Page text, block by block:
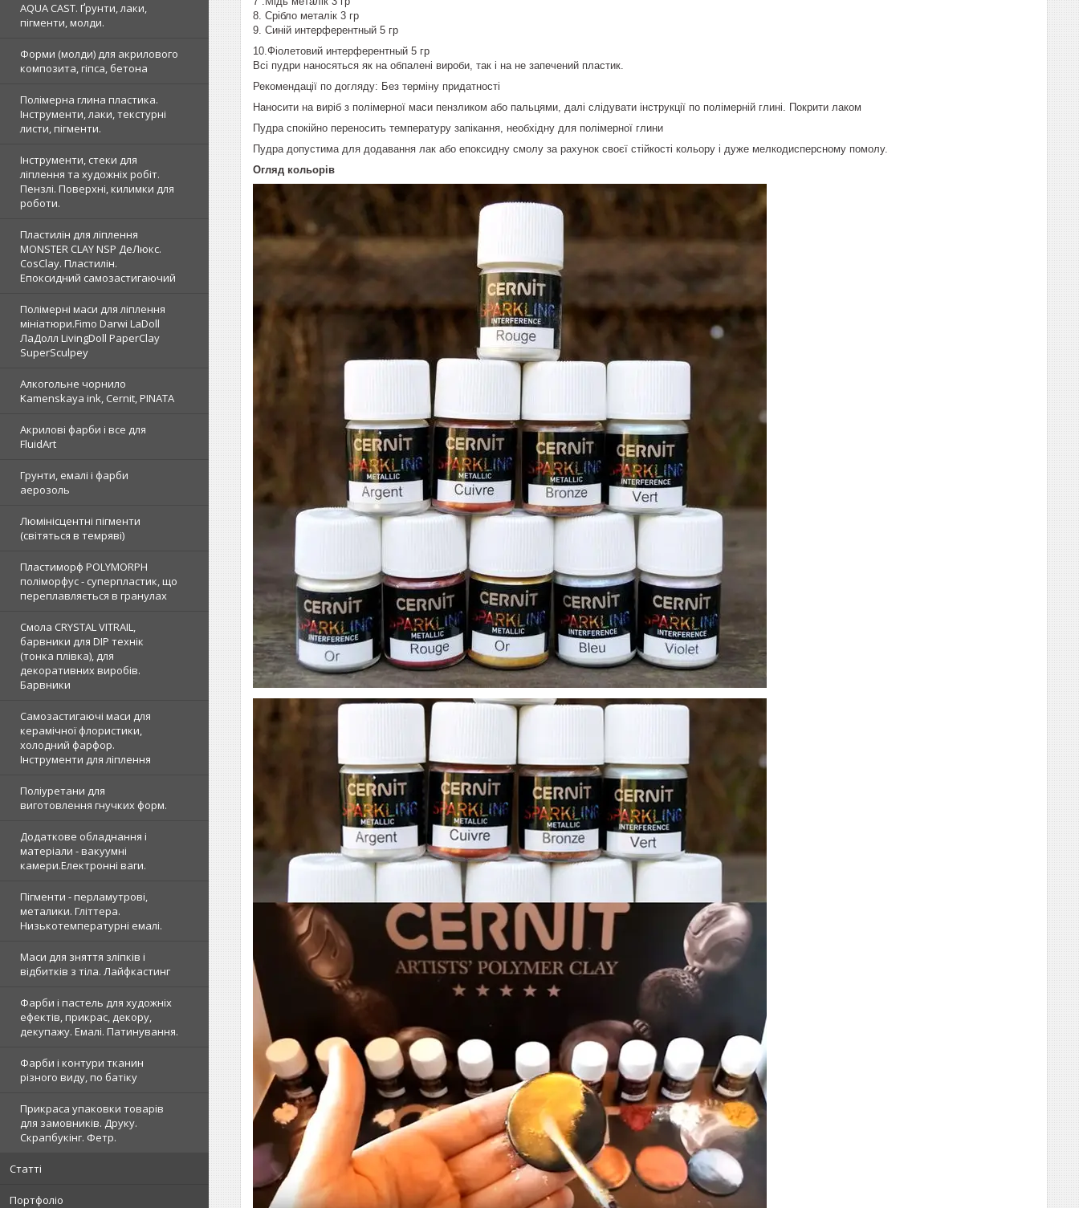
AQUA CAST. Ґрунти, лаки,
пігменти, молди.
Форми (молди) для акрилового
композита, гіпса, бетона
Полімерна глина пластика.
Інструменти, лаки, текстурні
листи, пігменти.
Інструменти, стеки для
ліплення та художніх робіт.
Пензлі. Поверхні, килимки для
роботи.
Пластилін для ліплення
MONSTER CLAY NSP ДеЛюкс.
CosClay. Пластилін.
Епоксидний самозастигаючий
Полімерні маси для ліплення
мініатюри.Fimo Darwi LaDoll
ЛаДолл LivingDoll PaperClay
SuperSculpey
Алкогольне чорнило
Kamenskaya ink, Cernit, PINATA
Акрилові фарби і все для
FluidArt
Грунти, емалі і фарби
аерозоль
Люмінісцентні пігменти
(світяться в темряві)
Пластиморф POLYMORPH
поліморфус - суперпластик, що
переплавляється в гранулах
Смола CRYSTAL VITRAIL,
барвники для DIP технік
(тонка плівка), для
декоративних виробів.
Барвники
Самозастигаючі маси для
керамічної флористики,
холодний фарфор.
Інструменти для ліплення
Поліуретани для
виготовлення гнучких форм.
Додаткове обладнання і
матеріали - вакуумні
камери.Електронні ваги.
Пігменти - перламутрові,
металики. Гліттера.
Низькотемпературні емалі.
Маси для зняття зліпків і
відбитків з тіла. Лайфкастинг
Фарби і пастель для художніх
ефектів, прикрас, декору,
декупажу. Емалі. Патинування.
Фарби і контури тканин
різного виду, по батіку
Прикраса упаковки товарів
для замовників. Друку.
Скрапбукінг. Фетр.
Статті
Портфоліо
8. Срібло металік 3 гр
9. Синій интерферентный 5 гр
10.Фіолетовий интерферентный 5 гр
Всі пудри наносяться як на обпалені вироби, так і на не запечений пластик.
Рекомендації по догляду: Без терміну придатності
Наносити на виріб з полімерної маси пензликом або пальцями, далі слідувати інструкції по полімерній глині. Покрити лаком
Пудра спокійно переносить температуру запікання, необхідну для полімерної глини
Пудра допустима для додавання лак або епоксидну смолу за рахунок своєї стійкості кольору і дуже мелкодисперсному помолу.
Огляд кольорів